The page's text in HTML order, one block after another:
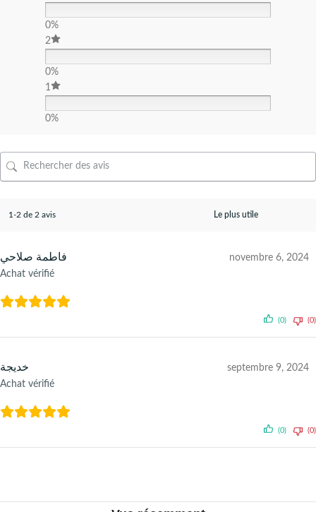
0%
2
0%
1
0%
1-2 de 2 avis
فاطمة صلاحي
Achat vérifié
novembre 6, 2024
(0) (0)
خديجة
Achat vérifié
septembre 9, 2024
(0) (0)